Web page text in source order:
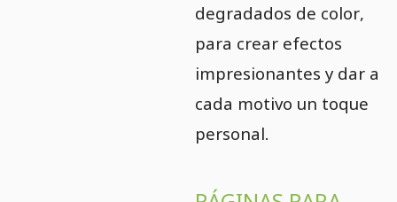
degradados de color,
para crear efectos
impresionantes y dar a
cada motivo un toque
personal.